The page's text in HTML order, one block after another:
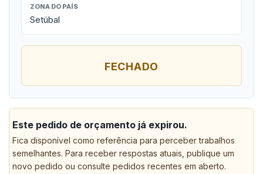
ZONA DO PAÍS
Setúbal
FECHADO
Este pedido de orçamento já expirou.
Fica disponível como referência para perceber trabalhos
semelhantes. Para receber respostas atuais, publique um
novo pedido ou consulte pedidos recentes em aberto.